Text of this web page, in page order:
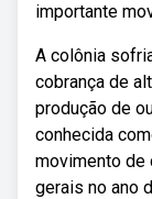
importante
A colônia
cobrança de
produção de
conhecida
movimento de
gerais no ano